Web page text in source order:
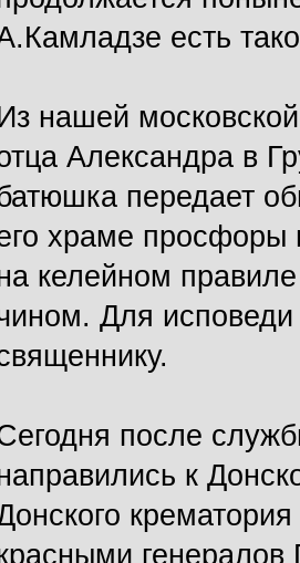
есть
нашей
Александра в
передает
храме просфоры
келейном
Для
после
к